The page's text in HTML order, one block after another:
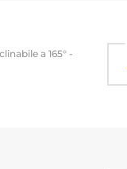
a 165° -